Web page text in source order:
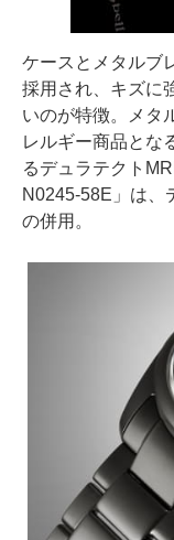
ケースとメタルブ
採用され、キズに
いのが特徴。メタ
レルギー商品とな
るデュラテクト
N0245-58E」は、
の併用。